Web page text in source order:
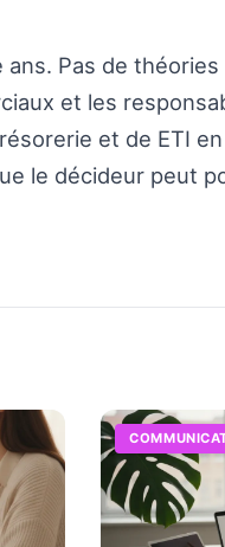
Pas de
et les
et de ETI
le décideur peut